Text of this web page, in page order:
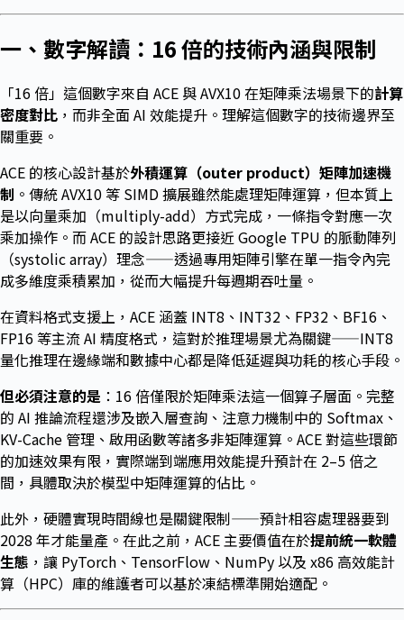
一、數字解讀：16 倍的技術內涵與限制
「16 倍」這個數字來自 ACE 與 AVX10 在矩陣乘法場景下的計算
密度對比 ，而非全面 AI 效能提升。理解這個數字的技術邊界至
關重要。
ACE 的核心設計基於外積運算（outer product）矩陣加速機
制 。傳統 AVX10 等 SIMD 擴展雖然能處理矩陣運算，但本質上
是以向量乘加（multiply-add）方式完成，一條指令對應一次
乘加操作。而 ACE 的設計思路更接近 Google TPU 的脈動陣列
（systolic array）理念——透過專用矩陣引擎在單一指令內完
成多維度乘積累加，從而大幅提升每週期吞吐量。
在資料格式支援上，ACE 涵蓋 INT8、INT32、FP32、BF16、
FP16 等主流 AI 精度格式，這對於推理場景尤為關鍵——INT8
量化推理在邊緣端和數據中心都是降低延遲與功耗的核心手段。
但必須注意的是 ：16 倍僅限於矩陣乘法這一個算子層面。完整
的 AI 推論流程還涉及嵌入層查詢、注意力機制中的 Softmax、
KV-Cache 管理、啟用函數等諸多非矩陣運算。ACE 對這些環節
的加速效果有限，實際端到端應用效能提升預計在 2–5 倍之
間，具體取決於模型中矩陣運算的佔比。
此外，硬體實現時間線也是關鍵限制——預計相容處理器要到
2028 年才能量產。在此之前，ACE 主要價值在於提前統一軟體
生態 ，讓 PyTorch、TensorFlow、NumPy 以及 x86 高效能計
算（HPC）庫的維護者可以基於凍結標準開始適配。